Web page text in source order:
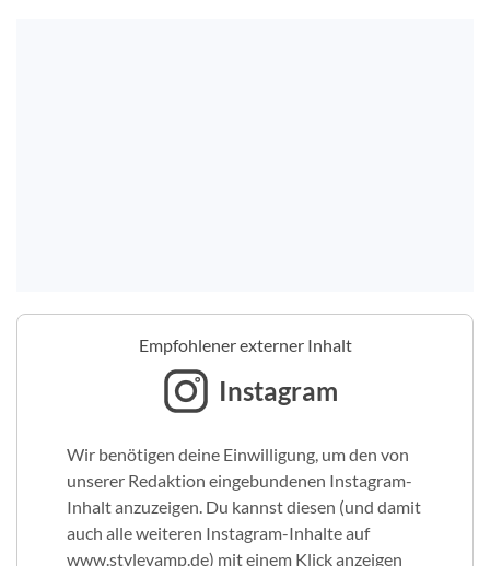
Empfohlener externer Inhalt
Instagram
Wir benötigen deine Einwilligung, um den von
unserer Redaktion eingebundenen Instagram-
Inhalt anzuzeigen. Du kannst diesen (und damit
auch alle weiteren Instagram-Inhalte auf
www.stylevamp.de) mit einem Klick anzeigen